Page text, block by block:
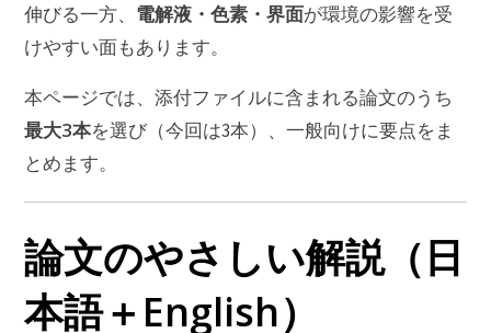
伸びる一方、 電解液・色素・界面が環境の影響を受
けやすい面もあります。
本ページでは、添付ファイルに含まれる論文のうち
最大3本を選び（今回は3本）、一般向けに要点をま
とめます。
論文のやさしい解説（日
本語＋English）